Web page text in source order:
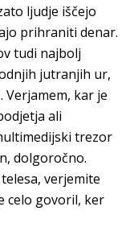
ljudje iščejo
prihraniti denar.
tudi najbolj
jutranjih ur,
kar je
ali
trezor
dolgoročno.
verjemite
celo govoril, ker